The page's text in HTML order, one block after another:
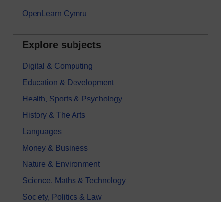
OpenLearn Cymru
Explore subjects
Digital & Computing
Education & Development
Health, Sports & Psychology
History & The Arts
Languages
Money & Business
Nature & Environment
Science, Maths & Technology
Society, Politics & Law